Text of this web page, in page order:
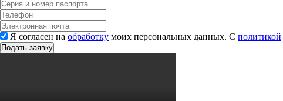
Я согласен на обработку моих персональных данных. С политикой